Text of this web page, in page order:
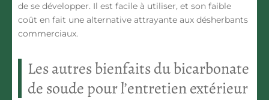
de se développer. Il est facile à utiliser, et son faible
coût en fait une alternative attrayante aux désherbants
commerciaux.
Les autres bienfaits du bicarbonate
de soude pour l’entretien extérieur